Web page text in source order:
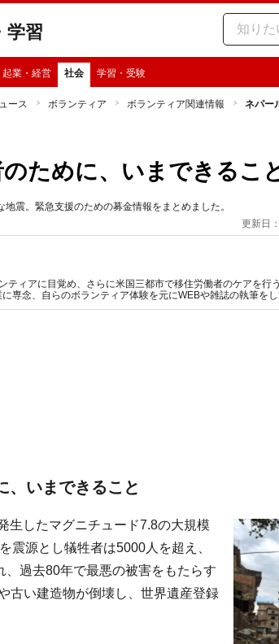
学習
起業・経営 社会 学習・受験
ース ボランティア ボランティア関連情報 ネパー
ために、いまできるこ
震。緊急支援のための募金情報をまとめました。
更新日
ティアに目覚め、さらに米国三都市で移住労働者のケアを行
専念、自らのボランティア体験を元にWEBや雑誌の執筆を
など著書多数。
、いまできること
生したマグニチュード7.8の大規模
震源とし犠牲者は5000人を超え、
過去80年で最悪の被害をもたらす
古い建造物が倒壊し、世界遺産登録